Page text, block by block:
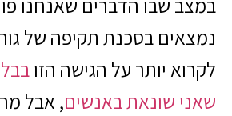
במצב שבו הדברים שאנחנו
נמצאים בסכנת תקיפה של
לקרוא יותר על הגישה הזו
שאני שונאת באנשים, אבל